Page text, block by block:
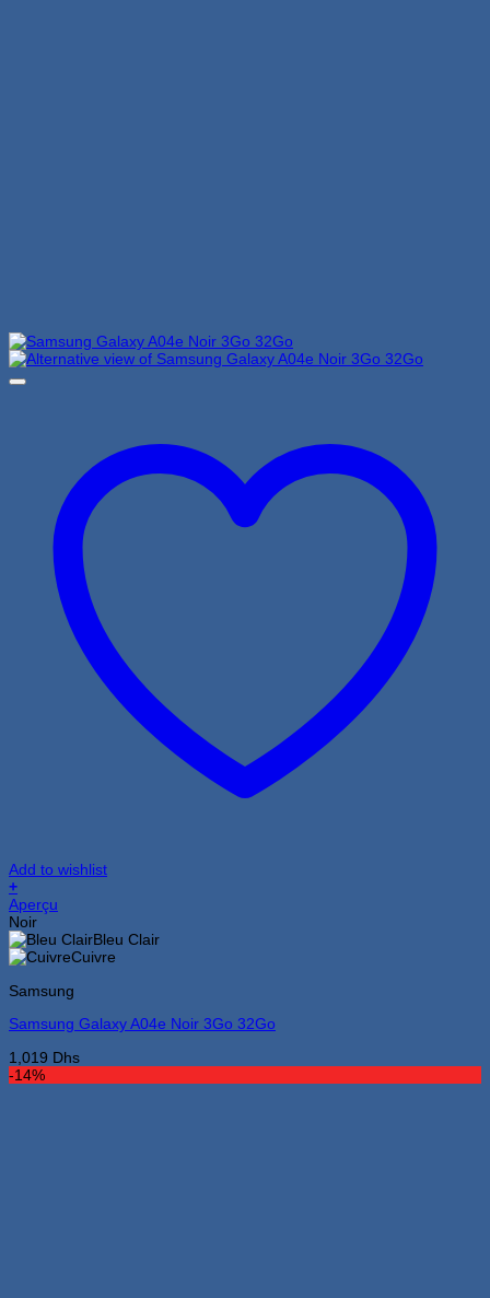
Add to wishlist
+
Ce
produit
a
plusieurs
Les
peuvent
choisies
sur
Aperçu
Noir
Bleu Clair
Cuivre
Samsung
Samsung Galaxy A04e Noir 3Go 32Go
1,019 Dhs
-14%